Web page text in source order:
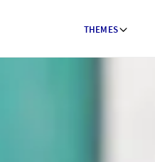
THEMES